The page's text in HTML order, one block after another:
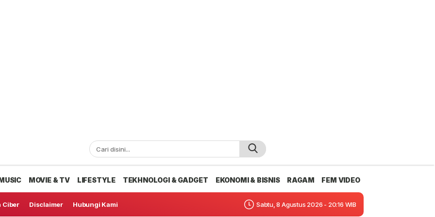
MOVIE & TV LIFESTYLE TEKHNOLOGI & GADGET EKONOMI & BISNIS RAGAM FEM VIDEO
Ciber Disclaimer Hubungi Kami Sabtu, 8 Agustus 2026 - 20:16 WIB